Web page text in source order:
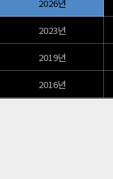
2026년
2023년
2019년
2016년